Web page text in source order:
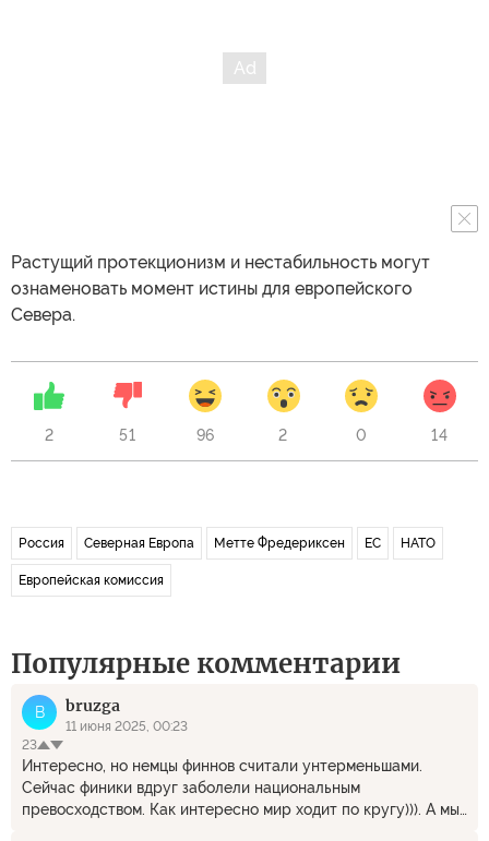
Растущий протекционизм и нестабильность могут
ознаменовать момент истины для европейского
Севера.
2 51 96 2 0 14
Россия Северная Европа Метте Фредериксен ЕС НАТО
Европейская комиссия
Популярные комментарии
B bruzga
11 июня 2025, 00:23
23
Интересно, но немцы финнов считали унтерменьшами.
Сейчас финики вдруг заболели национальным
превосходством. Как интересно мир ходит по кругу))). А мы